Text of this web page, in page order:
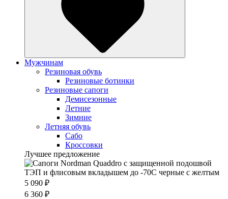
Мужчинам
Резиновая обувь
Резиновые ботинки
Резиновые сапоги
Демисезонные
Летние
Зимние
Летняя обувь
Сабо
Кроссовки
Лучшее предложение
5 090 ₽
6 360 ₽